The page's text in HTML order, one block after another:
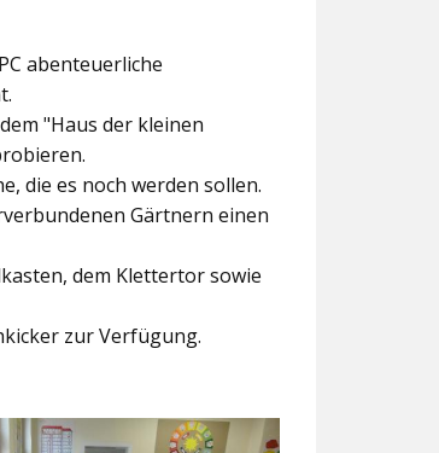
abenteuerliche
"Haus der kleinen
die es noch werden sollen.
Gärtnern einen
dem Klettertor sowie
zur Verfügung.